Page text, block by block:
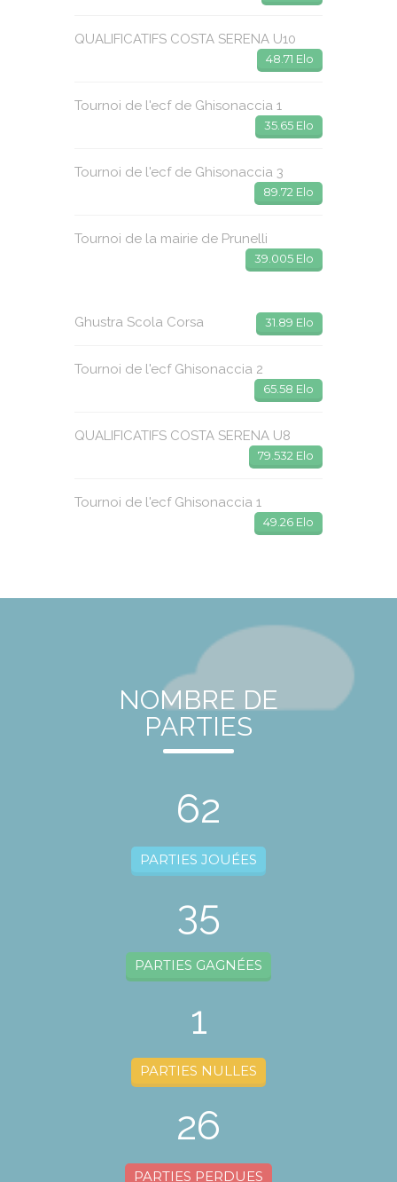
QUALIFICATIFS COSTA SERENA U10
48.71 Elo
Tournoi de l'ecf de Ghisonaccia 1
35.65 Elo
Tournoi de l'ecf de Ghisonaccia 3
89.72 Elo
Tournoi de la mairie de Prunelli
39.005 Elo
Ghustra Scola Corsa 31.89 Elo
Tournoi de l'ecf Ghisonaccia 2
65.58 Elo
QUALIFICATIFS COSTA SERENA U8
79.532 Elo
Tournoi de l'ecf Ghisonaccia 1
49.26 Elo
NOMBRE DE
PARTIES
62
PARTIES JOUÉES
35
PARTIES GAGNÉES
1
PARTIES NULLES
26
PARTIES PERDUES